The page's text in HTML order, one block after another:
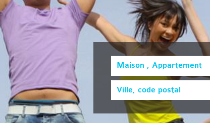
Maison , Appartement